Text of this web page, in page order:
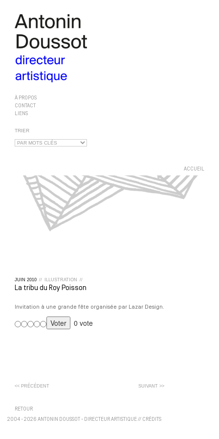
À PROPOS
CONTACT
LIENS
TRIER
ACCUEIL
JUIN 2010 // ILLUSTRATION //
La tribu du Roy Poisson
Invitation à une grande fête organisée par Lazar Design.
0 vote
<< PRÉCÉDENT SUIVANT >>
RETOUR
2004 - 2026 ANTONIN DOUSSOT - DIRECTEUR ARTISTIQUE// CRÉDITS